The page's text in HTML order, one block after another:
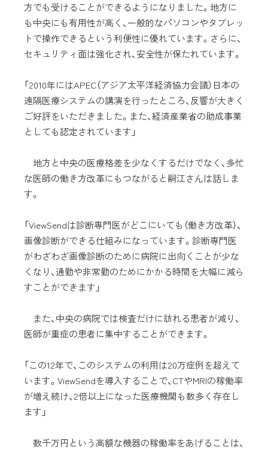
方でも受けることができるようになりました。地方に
も中央にも有用性が高く、一般的なパソコンやタブレッ
トで操作できるという利便性に優れています。さらに、
セキュリティ面は強化され、安全性が保たれています。
「2010年にはAPEC（アジア太平洋経済協力会議）日本の
遠隔医療システムの講演を行ったところ、反響が大きく
ご好評をいただきました。また、経済産業省の助成事業
としても認定されています」
地方と中央の医療格差を少なくするだけでなく、多忙
な医師の働き方改革にもつながると嗣江さんは話しま
す。
「ViewSendは診断専門医がどこにいても（働き方改革）、
画像診断ができる仕組みになっています。診断専門医
がわざわざ画像診断のために病院に出向くことが少な
くなり、通勤や非常勤のためにかかる時間を大幅に減ら
すことができます」
また、中央の病院では検査だけに訪れる患者が減り、
医師が重症の患者に集中することができます。
「この12年で、このシステムの利用は20万症例を超えて
います。ViewSendを導入することで、CTやMRIの稼働率
が増え続け、2倍以上になった医療機関も数多く存在し
ます」
数千万円という高額な機器の稼働率をあげることは、